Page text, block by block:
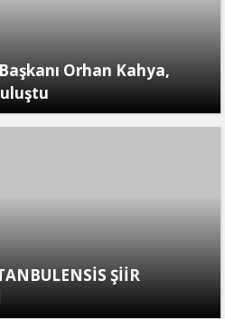
Orhan Kahya,
ŞİİR